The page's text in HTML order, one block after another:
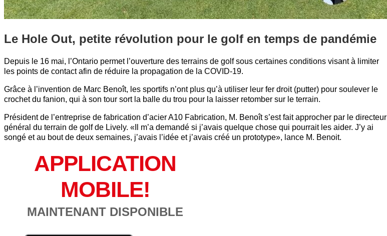
Le Hole Out, petite révolution pour le golf en temps de pandémie
Depuis le 16 mai, l’Ontario permet l’ouverture des terrains de golf sous certaines conditions visant à limiter
les points de contact afin de réduire la propagation de la COVID-19.
Grâce à l’invention de Marc Benoît, les sportifs n’ont plus qu’à utiliser leur fer droit (putter) pour soulever le
crochet du fanion, qui à son tour sort la balle du trou pour la laisser retomber sur le terrain.
Président de l’entreprise de fabrication d’acier A10 Fabrication, M. Benoît s’est fait approcher par le directeur
général du terrain de golf de Lively. «Il m’a demandé si j’avais quelque chose qui pourrait les aider. J’y ai
songé et au bout de deux semaines, j’avais l’idée et j’avais créé un prototype», lance M. Benoit.
APPLICATION
MOBILE!
MAINTENANT DISPONIBLE